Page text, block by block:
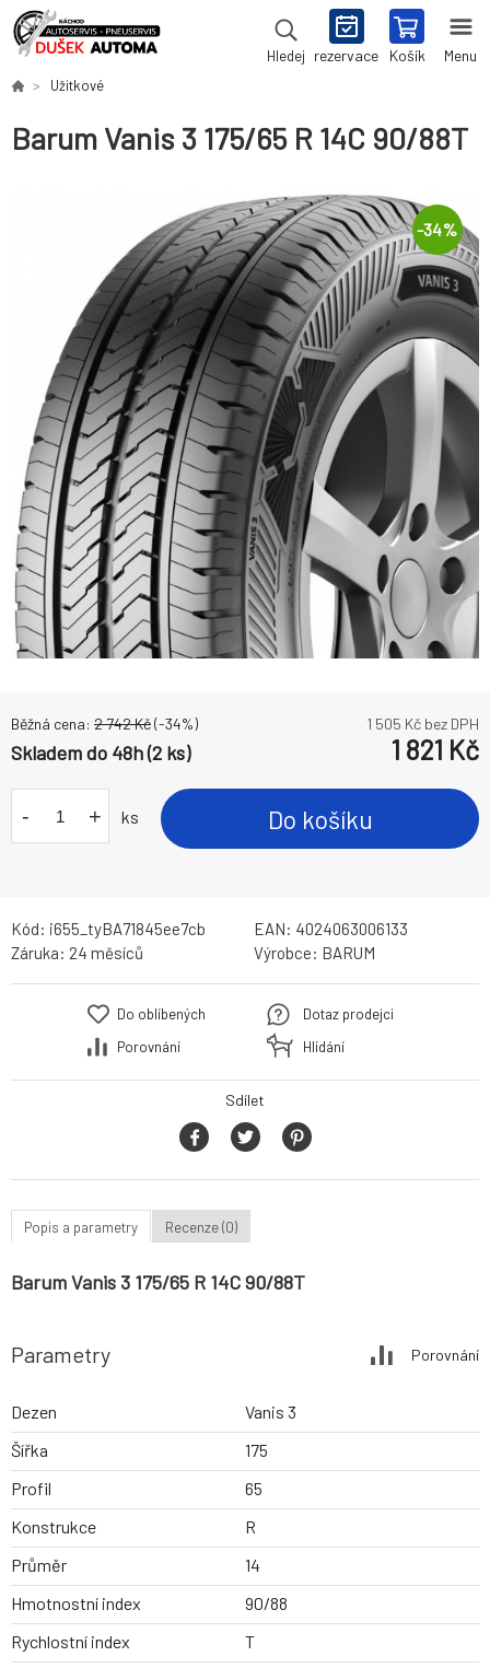
Hledej rezervace Košík Menu
Užitkové
Barum Vanis 3 175/65 R 14C 90/88T
-34%
Běžná cena: 2 742Kč(-34%) 1 505 Kč bez DPH
Skladem do 48h (2 ks) 1 821 Kč
- + ks Do košíku
Kód: i655_tyBA71845ee7cb EAN: 4024063006133
Záruka: 24 měsíců Výrobce: BARUM
Do oblíbených
Porovnání
Dotaz prodejci
Hlídání
Sdílet
Popis a parametry Recenze (0)
Barum Vanis 3 175/65 R 14C 90/88T
Parametry Porovnání
Dezen
Vanis 3
Šířka
175
Profil
65
Konstrukce
R
Průměr
14
Hmotnostní index
90/88
Rychlostní index
T